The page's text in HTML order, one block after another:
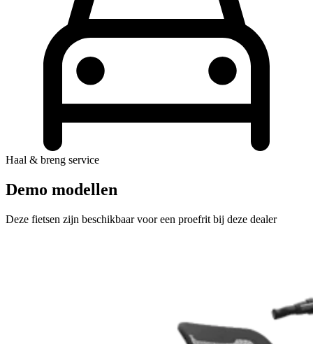
Haal & breng service
Demo modellen
Deze fietsen zijn beschikbaar voor een proefrit bij deze dealer